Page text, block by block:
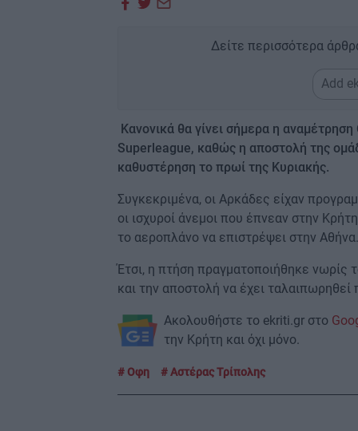
Δείτε περισσότερα
Add
Κανονικά θα γίνει σήμερα η
Superleague, καθώς η αποστολή της
καθυστέρηση το πρωί της Κυριακής.
Συγκεκριμένα, οι Αρκάδες είχαν
οι ισχυροί άνεμοι που έπνεαν στην
το αεροπλάνο να επιστρέψει στην Αθήνα.
Έτσι, η πτήση πραγματοποιήθηκε νωρίς
και την αποστολή να έχει ταλαιπωρηθεί
Ακολουθήστε το ekriti.gr στο
την Κρήτη και όχι μόνο.
Οφη Αστέρας Τρίπολης